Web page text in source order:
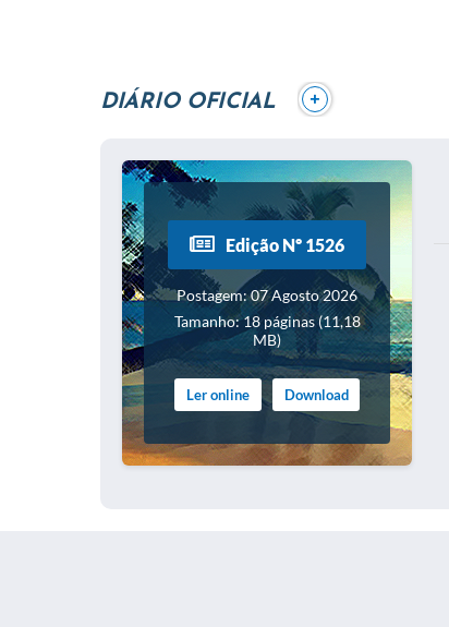
DIÁRIO OFICIAL +
Edição Nº 1526
Postagem: 07 Agosto 2026
Tamanho: 18 páginas (11,18
MB)
Ler online Download